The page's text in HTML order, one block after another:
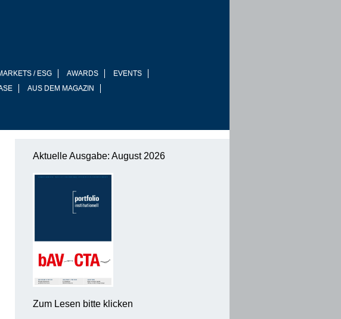
/ ESG AWARDS
EVENTS
AUS DEM MAGAZIN
Aktuelle Ausgabe: August 2026
Zum Lesen bitte klicken